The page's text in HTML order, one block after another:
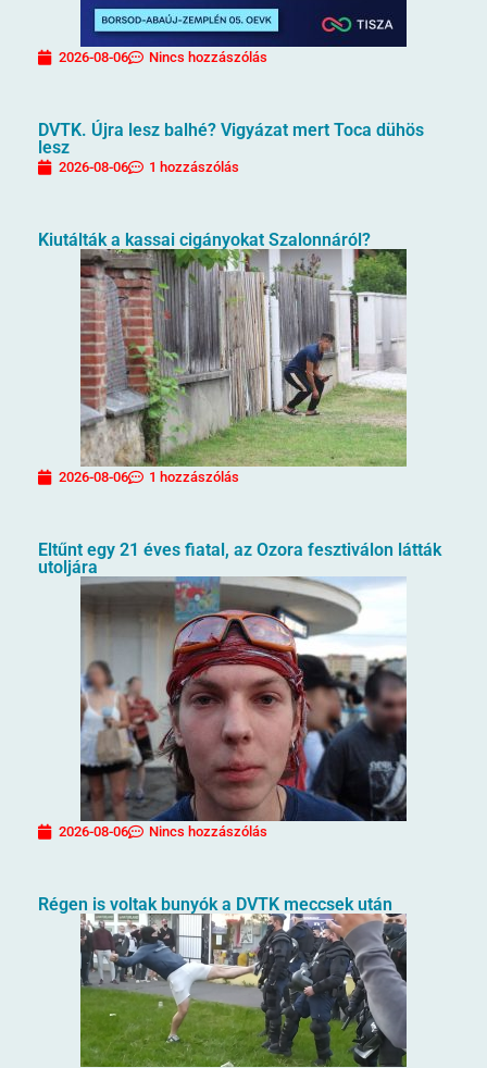
2026-08-06 Nincs hozzászólás
DVTK. Újra lesz balhé? Vigyázat mert Toca dühös
lesz
2026-08-06 1 hozzászólás
Kiutálták a kassai cigányokat Szalonnáról?
2026-08-06 1 hozzászólás
Eltűnt egy 21 éves fiatal, az Ozora fesztiválon látták
utoljára
2026-08-06 Nincs hozzászólás
Régen is voltak bunyók a DVTK meccsek után